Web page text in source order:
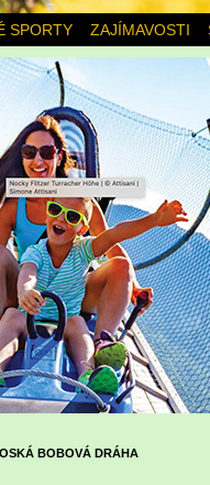
BOBOVÁ DRÁHA
SPORTY ZAJÍMAVOSTI